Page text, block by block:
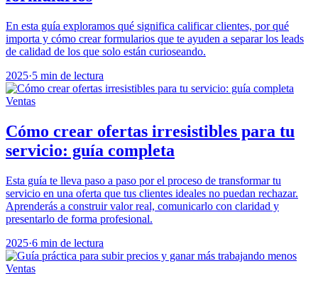
En esta guía exploramos qué significa calificar clientes, por qué
importa y cómo crear formularios que te ayuden a separar los leads
de calidad de los que solo están curioseando.
2025·5 min de lectura
Ventas
Cómo crear ofertas irresistibles para tu
servicio: guía completa
Esta guía te lleva paso a paso por el proceso de transformar tu
servicio en una oferta que tus clientes ideales no puedan rechazar.
Aprenderás a construir valor real, comunicarlo con claridad y
presentarlo de forma profesional.
2025·6 min de lectura
Ventas